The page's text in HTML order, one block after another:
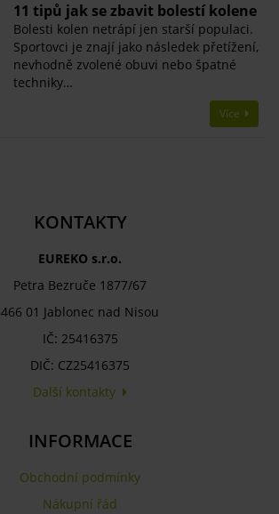
11 tipů jak se zbavit bolestí kolene
Bolesti kolen netrápí jen starší populaci.
Sportovci je znají jako následek přetížení,
nevhodně zvolené obuvi nebo špatné
techniky…
Více
KONTAKTY
EUREKO s.r.o.
Petra Bezruče 1877/67
466 01 Jablonec nad Nisou
IČ: 25416375
DIČ: CZ25416375
Další kontakty
INFORMACE
Obchodní podmínky
Nákupní řád